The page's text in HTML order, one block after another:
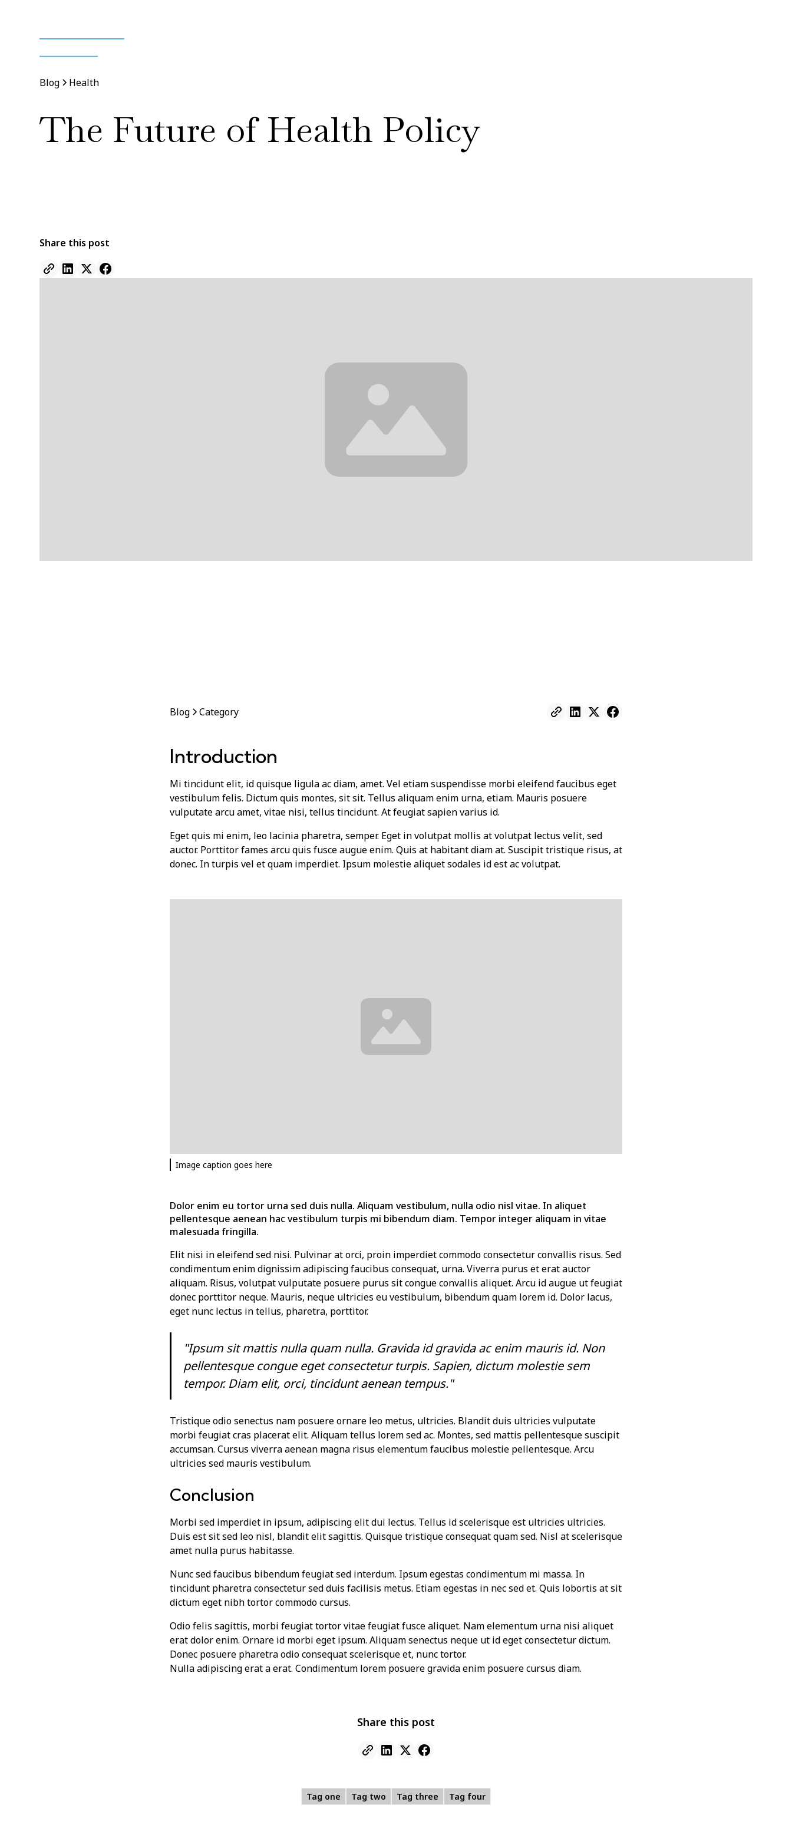
Blog Health
The Future of Health Policy
Share this post
Blog Category
Introduction
Mi tincidunt elit, id quisque ligula ac diam, amet. Vel etiam suspendisse morbi eleifend faucibus eget
vestibulum felis. Dictum quis montes, sit sit. Tellus aliquam enim urna, etiam. Mauris posuere
vulputate arcu amet, vitae nisi, tellus tincidunt. At feugiat sapien varius id.
Eget quis mi enim, leo lacinia pharetra, semper. Eget in volutpat mollis at volutpat lectus velit, sed
auctor. Porttitor fames arcu quis fusce augue enim. Quis at habitant diam at. Suscipit tristique risus, at
donec. In turpis vel et quam imperdiet. Ipsum molestie aliquet sodales id est ac volutpat.
Image caption goes here
Dolor enim eu tortor urna sed duis nulla. Aliquam vestibulum, nulla odio nisl vitae. In aliquet
pellentesque aenean hac vestibulum turpis mi bibendum diam. Tempor integer aliquam in vitae
malesuada fringilla.
Elit nisi in eleifend sed nisi. Pulvinar at orci, proin imperdiet commodo consectetur convallis risus. Sed
condimentum enim dignissim adipiscing faucibus consequat, urna. Viverra purus et erat auctor
aliquam. Risus, volutpat vulputate posuere purus sit congue convallis aliquet. Arcu id augue ut feugiat
donec porttitor neque. Mauris, neque ultricies eu vestibulum, bibendum quam lorem id. Dolor lacus,
eget nunc lectus in tellus, pharetra, porttitor.
"Ipsum sit mattis nulla quam nulla. Gravida id gravida ac enim mauris id. Non
pellentesque congue eget consectetur turpis. Sapien, dictum molestie sem
tempor. Diam elit, orci, tincidunt aenean tempus."
Tristique odio senectus nam posuere ornare leo metus, ultricies. Blandit duis ultricies vulputate
morbi feugiat cras placerat elit. Aliquam tellus lorem sed ac. Montes, sed mattis pellentesque suscipit
accumsan. Cursus viverra aenean magna risus elementum faucibus molestie pellentesque. Arcu
ultricies sed mauris vestibulum.
Conclusion
Morbi sed imperdiet in ipsum, adipiscing elit dui lectus. Tellus id scelerisque est ultricies ultricies.
Duis est sit sed leo nisl, blandit elit sagittis. Quisque tristique consequat quam sed. Nisl at scelerisque
amet nulla purus habitasse.
Nunc sed faucibus bibendum feugiat sed interdum. Ipsum egestas condimentum mi massa. In
tincidunt pharetra consectetur sed duis facilisis metus. Etiam egestas in nec sed et. Quis lobortis at sit
dictum eget nibh tortor commodo cursus.
Odio felis sagittis, morbi feugiat tortor vitae feugiat fusce aliquet. Nam elementum urna nisi aliquet
erat dolor enim. Ornare id morbi eget ipsum. Aliquam senectus neque ut id eget consectetur dictum.
Donec posuere pharetra odio consequat scelerisque et, nunc tortor.
Nulla adipiscing erat a erat. Condimentum lorem posuere gravida enim posuere cursus diam.
Share this post
Tag one Tag two Tag three Tag four